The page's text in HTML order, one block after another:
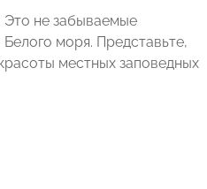
Это не забываемые
моря. Представьте,
местных заповедных